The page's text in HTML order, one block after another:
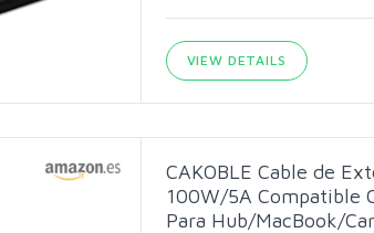
VIEW DETAILS
CAKOBLE Cable de
100W/5A Compatible
Para Hub/MacBook/